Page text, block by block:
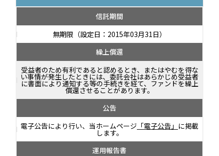
信託期間
無期限（設定日：2015年03月31日）
繰上償還
受益者のため有利であると認めるとき、またはやむを得な
い事情が発生したときには、委託会社はあらかじめ受益者
に書面により通知する等の手続きを経て、ファンドを繰上
償還させることがあります。
公告
電子公告により行い、当ホームページ 「電子公告」 に掲載
します。
運用報告書